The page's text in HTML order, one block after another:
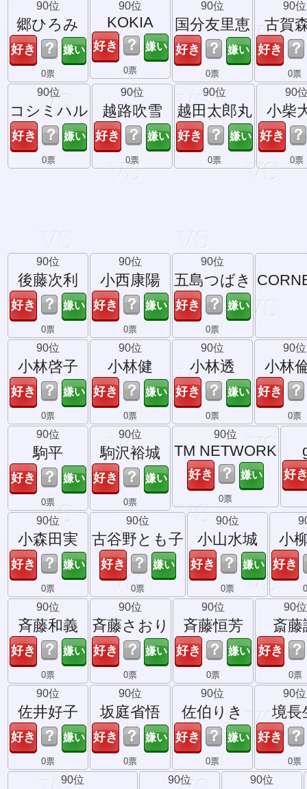
90位
郷ひろみ
？
0票
90位
KOKIA
？
0票
90位
国分友里恵
？
0票
90位
古賀
？
0票
90位
コシミハル
？
0票
90位
越路吹雪
？
0票
90位
越田太郎丸
？
0票
90
小柴
？
0票
90位
後藤次利
？
0票
90位
小西康陽
？
0票
90位
五島つばき
？
0票
90位
小林啓子
？
0票
90位
小林健
？
0票
90位
小林透
？
0票
90位
小林
？
0票
90位
駒平
？
0票
90位
駒沢裕城
？
0票
90位
TM NETWORK
？
0票
90位
小森田実
？
0票
90位
古谷野とも子
？
0票
90位
小山水城
？
0票
小
90位
斉藤和義
？
0票
90位
斉藤さおり
？
0票
90位
斉藤恒芳
？
0票
90位
斎藤
？
0票
90位
佐井好子
？
0票
90位
坂庭省悟
？
0票
90位
佐伯りき
？
0票
90位
境長
？
0票
90位 90位 90位